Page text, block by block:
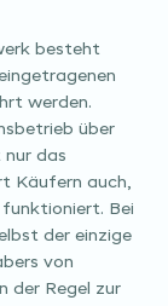
besteht
werden.
über
nur das
Käufern auch,
Bei
der einzige
von
der Regel zur